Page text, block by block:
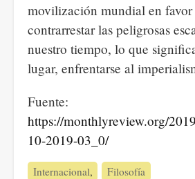
movilización mundial en favor
contrarrestar las peligrosas
nuestro tiempo, lo que
lugar, enfrentarse al
Fuente:
https://monthlyreview.org/
10-2019-03_0/
Internacional Filosofía